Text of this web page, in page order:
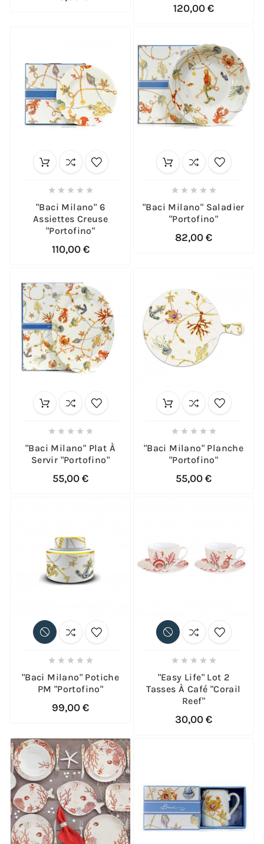
120,00 €
    
"Baci Milano" 6
Assiettes Creuse
"Portofino"
110,00 €
    
"Baci Milano" Saladier
"Portofino"
82,00 €
    
"Baci Milano" Plat À
Servir "Portofino"
55,00 €
    
"Baci Milano" Planche
"Portofino"
55,00 €
    
"Baci Milano" Potiche
PM "Portofino"
99,00 €
    
"Easy Life" Lot 2
Tasses À Café "Corail
Reef"
30,00 €